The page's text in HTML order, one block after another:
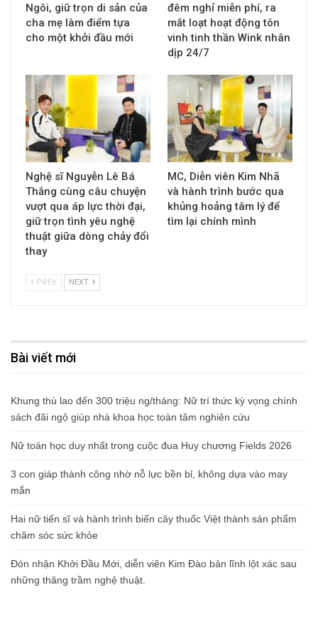
Ngôi, giữ trọn di sản của
cha mẹ làm điểm tựa
cho một khởi đầu mới
đêm nghỉ miễn phí, ra
mắt loạt hoạt động tôn
vinh tinh thần Wink nhân
dịp 24/7
Nghệ sĩ Nguyễn Lê Bá
Thắng cùng câu chuyện
vượt qua áp lực thời đại,
giữ trọn tình yêu nghệ
thuật giữa dòng chảy đổi
thay
MC, Diễn viên Kim Nhã
và hành trình bước qua
khủng hoảng tâm lý để
tìm lại chính mình
PREV NEXT
Bài viết mới
Khung thù lao đến 300 triệu ng/tháng: Nữ trí thức kỳ vọng chính
sách đãi ngộ giúp nhà khoa học toàn tâm nghiên cứu
Nữ toán học duy nhất trong cuộc đua Huy chương Fields 2026
3 con giáp thành công nhờ nỗ lực bền bỉ, không dựa vào may
mắn
Hai nữ tiến sĩ và hành trình biến cây thuốc Việt thành sản phẩm
chăm sóc sức khỏe
Đón nhận Khởi Đầu Mới, diễn viên Kim Đào bản lĩnh lột xác sau
những thăng trầm nghệ thuật.